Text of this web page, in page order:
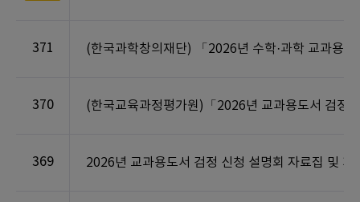
371 (한국과학창의재단) 「2026년 수학·과학 교과용
370 (한국교육과정평가원)「2026년 교과용도서 검정
369 2026년 교과용도서 검정 신청 설명회 자료집 및 개